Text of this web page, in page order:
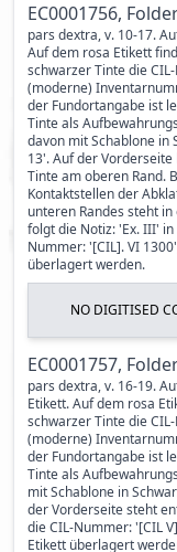
EC0001756,
pars dextra, v. 10-17.
Auf dem rosa Etikett
schwarzer Tinte die
(moderne)
der Fundortangabe ist
Tinte als
davon mit Schablone in
13'. Auf der
Tinte am oberen Rand.
Kontaktstellen der
unteren Randes steht
folgt die Notiz: 'Ex. III'
Nummer: '[CIL]. VI
überlagert werden.
NO DIGITISED
EC0001757,
pars dextra, v. 16-19.
Etikett. Auf dem rosa
schwarzer Tinte die
(moderne)
der Fundortangabe ist
Tinte als
mit Schablone in
der Vorderseite steht
die CIL-Nummer: '[CIL
Etikett überlagert